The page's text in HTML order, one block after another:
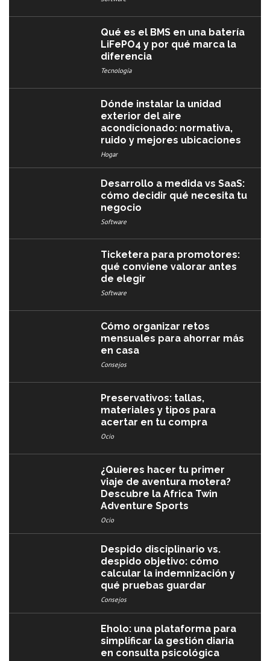
Qué es el BMS en una batería
LiFePO4 y por qué marca la
diferencia
Tecnología
Dónde instalar la unidad
exterior del aire
acondicionado: normativa,
ruido y mejores ubicaciones
Hogar
Desarrollo a medida vs SaaS:
cómo decidir qué necesita tu
negocio
Software
Ticketera para promotores:
qué conviene valorar antes
de elegir
Software
Cómo organizar retos
mensuales para ahorrar más
en casa
Consejos
Preservativos: tallas,
materiales y tipos para
acertar en tu compra
Ocio
¿Quieres hacer tu primer
viaje de aventura motera?
Descubre la Africa Twin
Adventure Sports
Ocio
Despido disciplinario vs.
despido objetivo: cómo
calcular la indemnización y
qué pruebas guardar
Consejos
Eholo: una plataforma para
simplificar la gestión diaria
en consulta psicológica